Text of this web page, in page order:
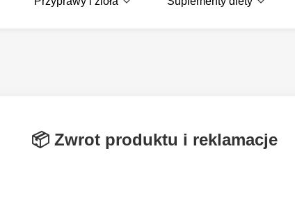
📦 Zwrot produktu i reklamacje